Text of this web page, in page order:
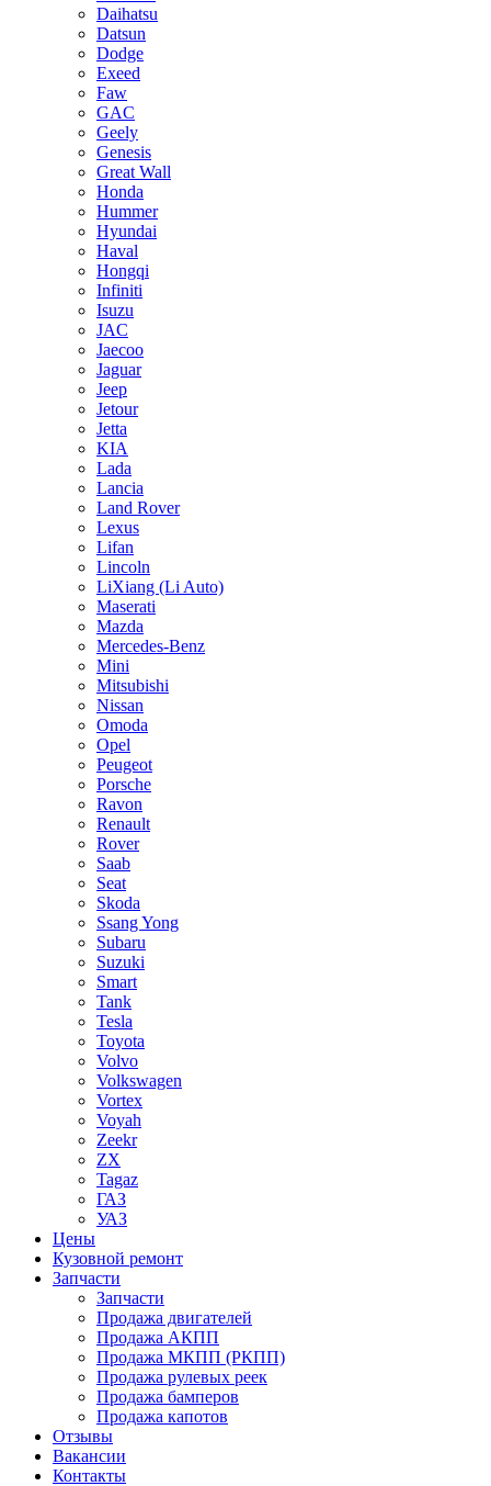
Daihatsu
Datsun
Dodge
Exeed
Faw
GAC
Geely
Genesis
Great Wall
Honda
Hummer
Hyundai
Haval
Hongqi
Infiniti
Isuzu
JAC
Jaecoo
Jaguar
Jeep
Jetour
Jetta
KIA
Lada
Lancia
Land Rover
Lexus
Lifan
Lincoln
LiXiang (Li Auto)
Maserati
Mazda
Mercedes-Benz
Mini
Mitsubishi
Nissan
Omoda
Opel
Peugeot
Porsche
Ravon
Renault
Rover
Saab
Seat
Skoda
Ssang Yong
Subaru
Suzuki
Smart
Tank
Tesla
Toyota
Volvo
Volkswagen
Vortex
Voyah
Zeekr
ZX
Tagaz
ГАЗ
УАЗ
Цены
Кузовной ремонт
Запчасти
Запчасти
Продажа двигателей
Продажа АКПП
Продажа МКПП (РКПП)
Продажа рулевых реек
Продажа бамперов
Продажа капотов
Отзывы
Вакансии
Контакты